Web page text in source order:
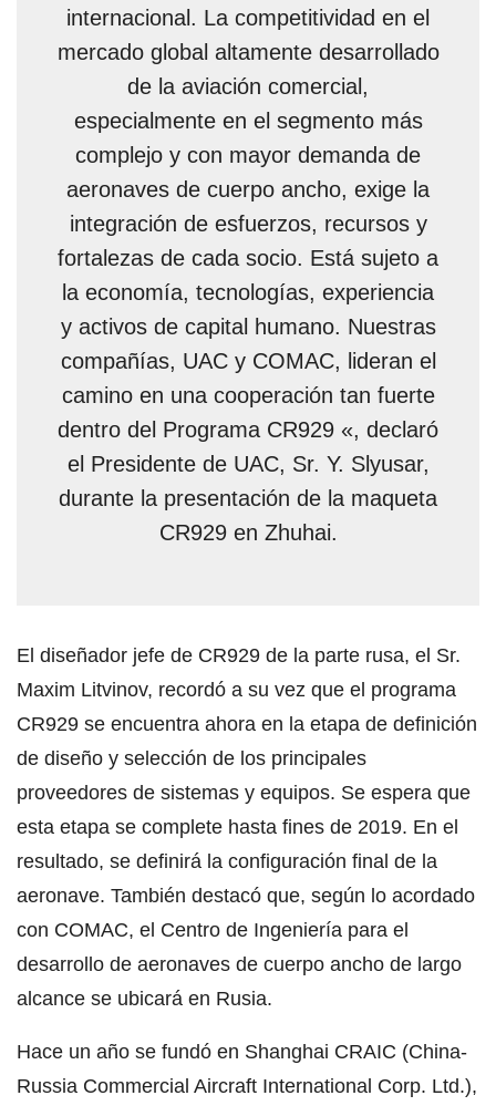
internacional. La competitividad en el
mercado global altamente desarrollado
de la aviación comercial,
especialmente en el segmento más
complejo y con mayor demanda de
aeronaves de cuerpo ancho, exige la
integración de esfuerzos, recursos y
fortalezas de cada socio. Está sujeto a
la economía, tecnologías, experiencia
y activos de capital humano. Nuestras
compañías, UAC y COMAC, lideran el
camino en una cooperación tan fuerte
dentro del Programa CR929 «, declaró
el Presidente de UAC, Sr. Y. Slyusar,
durante la presentación de la maqueta
CR929 en Zhuhai.
El diseñador jefe de CR929 de la parte rusa, el Sr.
Maxim Litvinov, recordó a su vez que el programa
CR929 se encuentra ahora en la etapa de definición
de diseño y selección de los principales
proveedores de sistemas y equipos. Se espera que
esta etapa se complete hasta fines de 2019. En el
resultado, se definirá la configuración final de la
aeronave. También destacó que, según lo acordado
con COMAC, el Centro de Ingeniería para el
desarrollo de aeronaves de cuerpo ancho de largo
alcance se ubicará en Rusia.
Hace un año se fundó en Shanghai CRAIC (China-
Russia Commercial Aircraft International Corp. Ltd.),